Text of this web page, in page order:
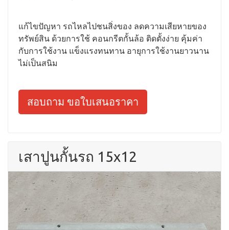
แก้ไขปัญหา รถไหลไปชนสิ่งของ ลดความเสียหายของ
ทรัพย์สิน ด้วยการใช้ คอนกรีตกั้นล้อ ติดตั้งง่าย คุ้มค่า
กับการใช้งาน แข็งแรงทนทาน อายุการใช้งานยาวนาน
ไม่เป็นสนิม
สอบถาม ขอใบเสนอราคา
เสาปูนกั้นรถ 15x12